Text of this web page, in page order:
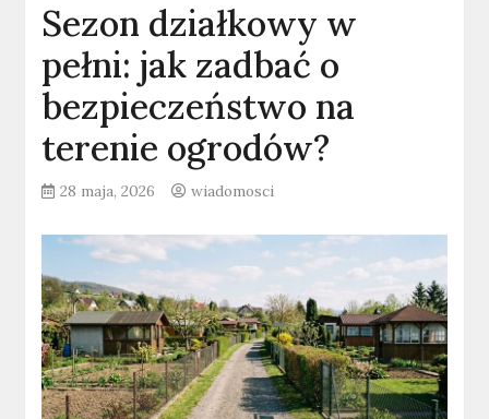
Sezon działkowy w
pełni: jak zadbać o
bezpieczeństwo na
terenie ogrodów?
28 maja, 2026 wiadomosci